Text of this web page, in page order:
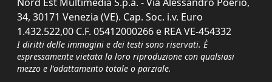
Nord Est Multimedia S.p.a. - Via Alessandro Poerio,
34, 30171 Venezia (VE). Cap. Soc. i.v. Euro
1.432.522,00 C.F. 05412000266 e REA VE-454332
I diritti delle immagini e dei testi sono riservati. È
espressamente vietata la loro riproduzione con qualsiasi
mezzo e l'adattamento totale o parziale.